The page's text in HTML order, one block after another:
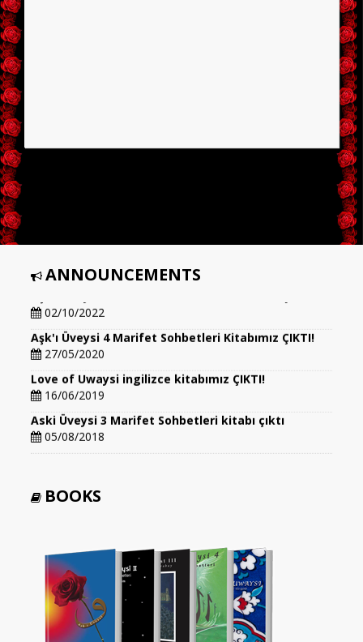
ANNOUNCEMENTS
02/10/2022
Aşk'ı Üveysi 4 Marifet Sohbetleri Kitabımız ÇIKTI!
27/05/2020
Love of Uwaysi ingilizce kitabımız ÇIKTI!
16/06/2019
Aski Üveysi 3 Marifet Sohbetleri kitabı çıktı
05/08/2018
BOOKS